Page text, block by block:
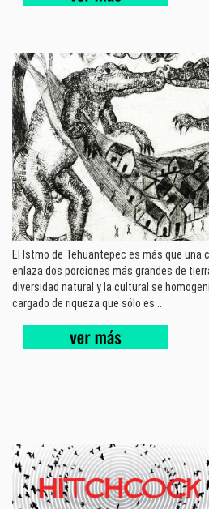
El Istmo de Tehuantepec es más que una
enlaza dos porciones más grandes de
diversidad natural y la cultural se
cargado de riqueza que sólo es...